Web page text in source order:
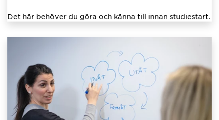
Det här behöver du göra och känna till innan studiestart.